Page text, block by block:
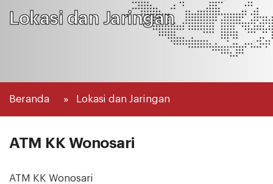
Lokasi dan Jaringan
Beranda Lokasi dan Jaringan
ATM KK Wonosari
ATM KK Wonosari